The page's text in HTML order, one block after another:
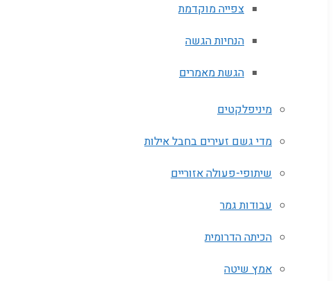
צפייה מוקדמת
הנחיות הגשה
הגשת מאמרים
מיניפלקטים
מדי גשם זעירים בחבל אילות
שיתופי-פעולה אזוריים
עבודות גמר
הכיתה הדרומית
אמץ שיטה